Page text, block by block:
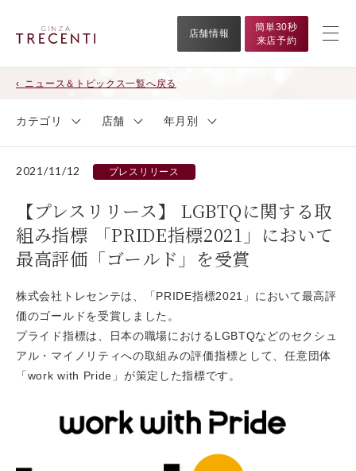
店舗情報
簡単30秒
来店予約
ニュース＆トピックス一覧へ戻る
カテゴリ 店舗 年月別
2021/11/12 プレスリリース
【プレスリリース】 LGBTQに関する取
組み指標 「PRIDE指標2021」において
最高評価「ゴールド」を受賞
株式会社トレセンテは、「PRIDE指標2021」において最高評
価のゴールドを受賞しました。
プライド指標は、日本の職場におけるLGBTQなどのセクシュ
アル・マイノリティへの取組みの評価指標として、任意団体
「work with Pride」が策定した指標です。